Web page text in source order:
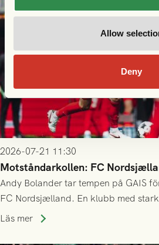
Allow
Deny
2026-07-21 11:30
Motståndarkollen: FC
Andy Bolander tar tempen på GAIS
FC Nordsjælland. En klubb med
publiksnitt, ett lag med både kollektiv
Läs mer